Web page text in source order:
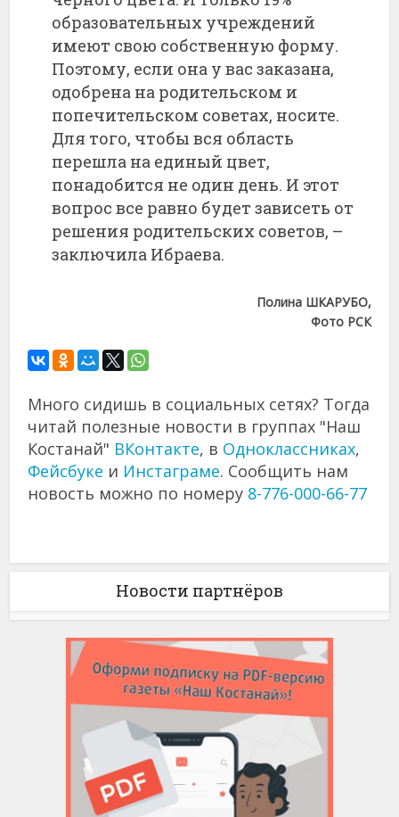
образовательных учреждений
имеют свою собственную форму.
Поэтому, если она у вас заказана,
одобрена на родительском и
попечительском советах, носите.
Для того, чтобы вся область
перешла на единый цвет,
понадобится не один день. И этот
вопрос все равно будет зависеть от
решения родительских советов, –
заключила Ибраева.
Полина ШКАРУБО,
Фото РСК
Много сидишь в социальных сетях? Тогда
читай полезные новости в группах "Наш
Костанай" ВКонтакте, в Одноклассниках,
Фейсбуке и Инстаграме. Сообщить нам
новость можно по номеру 8-776-000-66-77
Новости партнёров